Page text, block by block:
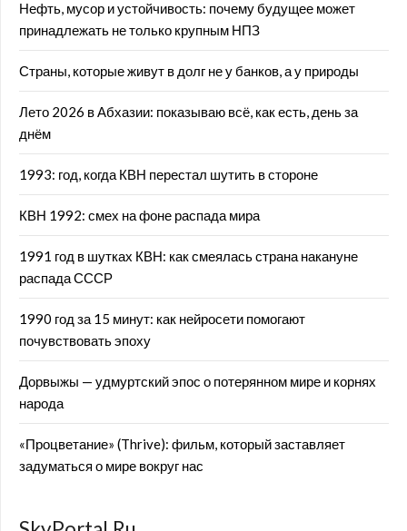
Нефть, мусор и устойчивость: почему будущее может
принадлежать не только крупным НПЗ
Страны, которые живут в долг не у банков, а у природы
Лето 2026 в Абхазии: показываю всё, как есть, день за
днём
1993: год, когда КВН перестал шутить в стороне
КВН 1992: смех на фоне распада мира
1991 год в шутках КВН: как смеялась страна накануне
распада СССР
1990 год за 15 минут: как нейросети помогают
почувствовать эпоху
Дорвыжы — удмуртский эпос о потерянном мире и корнях
народа
«Процветание» (Thrive): фильм, который заставляет
задуматься о мире вокруг нас